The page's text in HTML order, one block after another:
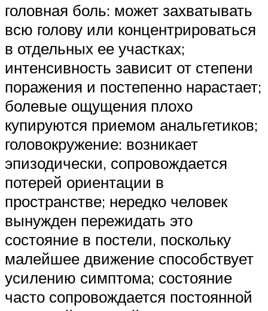
головная боль: может захватывать
всю голову или концентрироваться
в отдельных ее участках;
интенсивность зависит от степени
поражения и постепенно нарастает;
болевые ощущения плохо
купируются приемом анальгетиков;
головокружение: возникает
эпизодически, сопровождается
потерей ориентации в
пространстве; нередко человек
вынужден пережидать это
состояние в постели, поскольку
малейшее движение способствует
усилению симптома; состояние
часто сопровождается постоянной